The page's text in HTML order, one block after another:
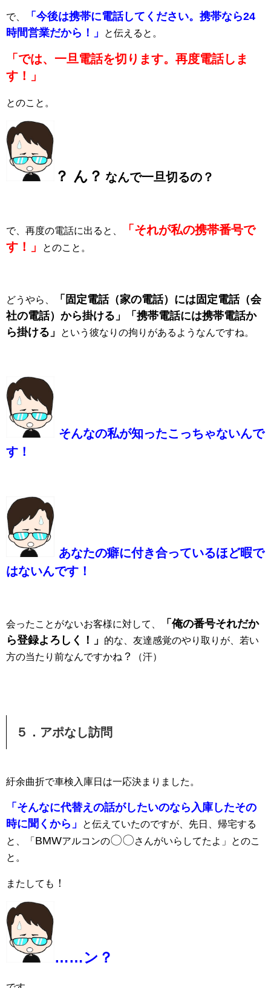
で、
「今後は携帯に電話してください。携帯なら24
時間営業だから！」
と伝えると。
「では、一旦電話を切ります。再度電話しま
す！」
とのこと。
？ ん？ なんで一旦切るの？
で、再度の電話に出ると、
「それが私の携帯番号で
す！」
とのこと。
どうやら、
「固定電話（家の電話）には固定電話（会
社の電話）から掛ける」「携帯電話には携帯電話か
ら掛ける」
という彼なりの拘りがあるようなんですね。
そんなの私が知ったこっちゃないんで
す！
あなたの癖に付き合っているほど暇で
はないんです！
会ったことがないお客様に対して、
「俺の番号それだか
ら登録よろしく！」
的な、友達感覚のやり取りが、若い
方の当たり前なんですかね ？ （汗）
５．アポなし訪問
紆余曲折で車検入庫日は一応決まりました。
「そんなに代替えの話がしたいのなら入庫したその
時に聞くから」
と伝えていたのですが、先日、帰宅する
と、「 BMWアルコンの〇〇さんがいらしてたよ」とのこ
と。
またしても ！
……ン？